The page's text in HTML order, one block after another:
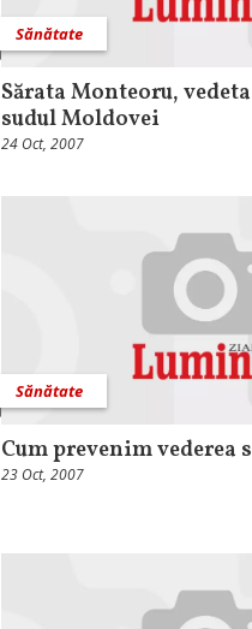
Sănătate
Sărata Monteoru,
sudul Moldovei
24 Oct, 2007
Sănătate
Cum prevenim vederea
23 Oct, 2007